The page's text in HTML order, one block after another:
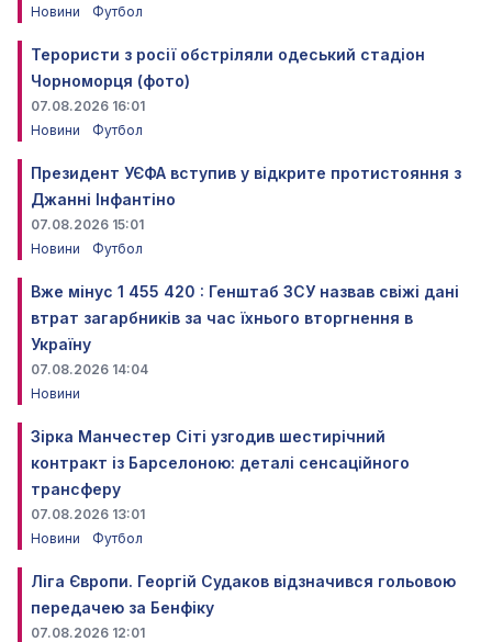
Новини
Футбол
Терористи з росії обстріляли одеський стадіон
Чорноморця (фото)
07.08.2026 16:01
Новини
Футбол
Президент УЄФА вступив у відкрите протистояння з
Джанні Інфантіно
07.08.2026 15:01
Новини
Футбол
Вже мінус 1 455 420 : Генштаб ЗСУ назвав свіжі дані
втрат загарбників за час їхнього вторгнення в
Україну
07.08.2026 14:04
Новини
Зірка Манчестер Сіті узгодив шестирічний
контракт із Барселоною: деталі сенсаційного
трансферу
07.08.2026 13:01
Новини
Футбол
Ліга Європи. Георгій Судаков відзначився гольовою
передачею за Бенфіку
07.08.2026 12:01